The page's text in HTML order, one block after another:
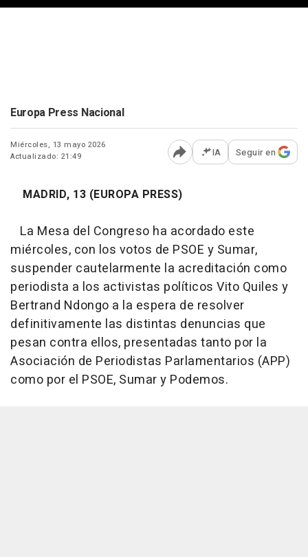
Europa Press Nacional
Miércoles, 13 mayo 2026
Actualizado: 21:49
Abrir opciones para
IA Seguir en
MADRID, 13 (EUROPA PRESS)
La Mesa del Congreso ha acordado este
miércoles, con los votos de PSOE y Sumar,
suspender cautelarmente la acreditación como
periodista a los activistas políticos Vito Quiles y
Bertrand Ndongo a la espera de resolver
definitivamente las distintas denuncias que
pesan contra ellos, presentadas tanto por la
Asociación de Periodistas Parlamentarios (APP)
como por el PSOE, Sumar y Podemos.